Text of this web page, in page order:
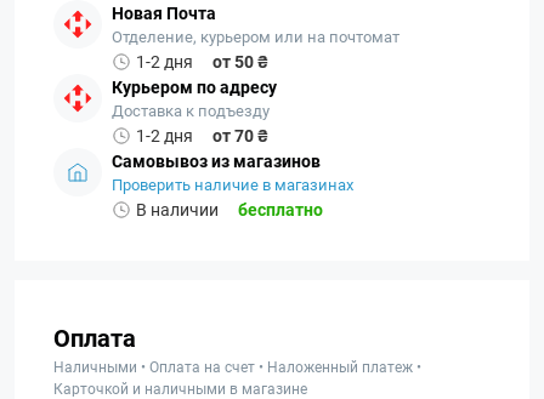
Новая Почта
Отделение, курьером или на почтомат
1-2 дня
от 50 ₴
Курьером по адресу
Доставка к подъезду
1-2 дня
от 70 ₴
Самовывоз из магазинов
Проверить наличие в магазинах
В наличии бесплатно
Оплата
Наличными • Оплата на счет • Наложенный платеж •
Карточкой и наличными в магазине